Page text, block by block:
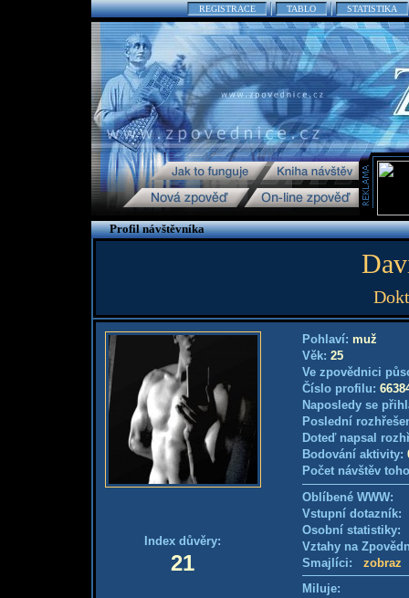
REGISTRACE TABLO STATISTIKA
Profil návštěvníka
Index důvěry:
21
Pohlaví: muž
Věk: 25
Ve zpovědnici
Číslo profilu:
Naposledy se
Poslední
Doteď napsal
Bodování aktivity:
Počet návštěv
Oblíbené WWW:
Vstupní
Osobní
Vztahy na
Smajlíci: zobraz
Miluje: